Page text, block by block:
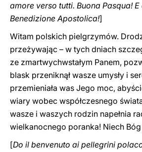
amore verso tutti. Buona Pasqua!
Benedizione Apostolica!]
Witam polskich pielgrzymów.
przeżywając – w tych dniach
ze zmartwychwstałym Panem,
blask przeniknął wasze umysły i
przemieniała was Jego moc,
wiary wobec współczesnego
wasze i waszych rodzin napełnia
wielkanocnego poranka! Niech Bóg
[Do il benvenuto ai pellegrini